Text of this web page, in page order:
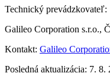
Technický prevádzkovateľ:
Galileo Corporation s.r.o.,
Kontakt: Galileo
Posledná aktualizácia: 7. 8.